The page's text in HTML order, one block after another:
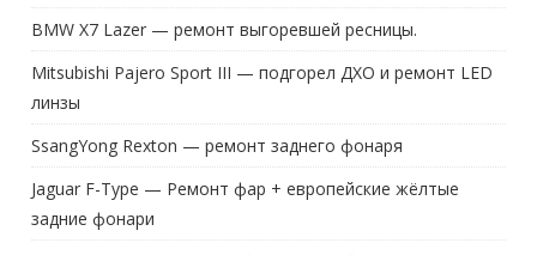
BMW X7 Lazer — ремонт выгоревшей ресницы.
Mitsubishi Pajero Sport III — подгорел ДХО и ремонт LED
линзы
SsangYong Rexton — ремонт заднего фонаря
Jaguar F-Type — Ремонт фар + европейские жёлтые
задние фонари